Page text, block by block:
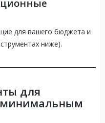
для вашего бюджета и
ниже).
для
минимальным